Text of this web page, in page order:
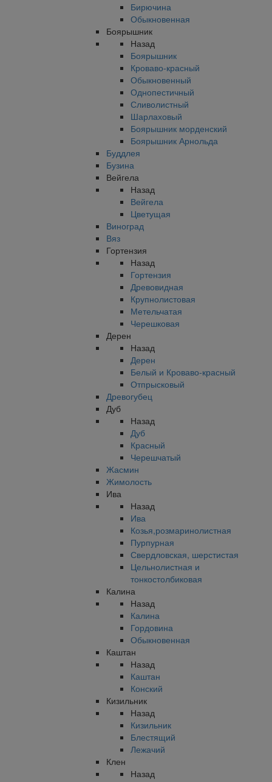
Бирючина
Обыкновенная
Боярышник
Назад
Боярышник
Кроваво-красный
Обыкновенный
Однопестичный
Сливолистный
Шарлаховый
Боярышник морденский
Боярышник Арнольда
Буддлея
Бузина
Вейгела
Назад
Вейгела
Цветущая
Виноград
Вяз
Гортензия
Назад
Гортензия
Древовидная
Крупнолистовая
Метельчатая
Черешковая
Дерен
Назад
Дерен
Белый и Кроваво-красный
Отпрысковый
Древогубец
Дуб
Назад
Дуб
Красный
Черешчатый
Жасмин
Жимолость
Ива
Назад
Ива
Козья,розмаринолистная
Пурпурная
Свердловская, шерстистая
Цельнолистная и
тонкостолбиковая
Калина
Назад
Калина
Гордовина
Обыкновенная
Каштан
Назад
Каштан
Конский
Кизильник
Назад
Кизильник
Блестящий
Лежачий
Клен
Назад